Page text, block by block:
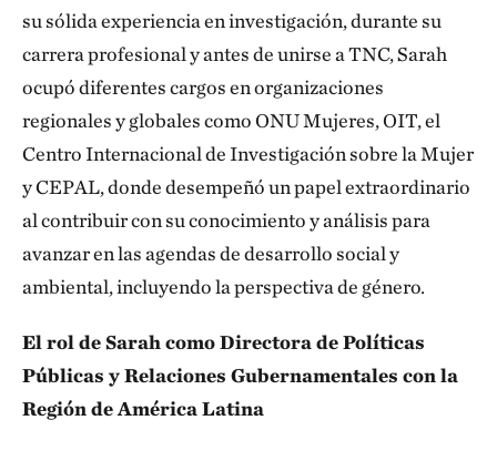
su sólida experiencia en investigación, durante su
carrera profesional y antes de unirse a TNC, Sarah
ocupó diferentes cargos en organizaciones
regionales y globales como ONU Mujeres, OIT, el
Centro Internacional de Investigación sobre la Mujer
y CEPAL, donde desempeñó un papel extraordinario
al contribuir con su conocimiento y análisis para
avanzar en las agendas de desarrollo social y
ambiental, incluyendo la perspectiva de género.
El rol de Sarah como Directora de Políticas
Públicas y Relaciones Gubernamentales con la
Región de América Latina